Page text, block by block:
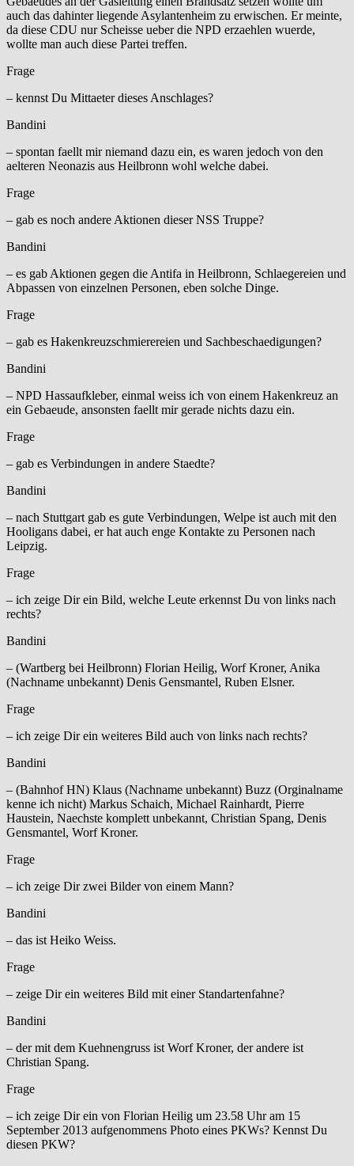
auch das dahinter liegende Asylantenheim zu erwischen. Er meinte,
da diese CDU nur Scheisse ueber die NPD erzaehlen wuerde,
wollte man auch diese Partei treffen.
Frage
– kennst Du Mittaeter dieses Anschlages?
Bandini
– spontan faellt mir niemand dazu ein, es waren jedoch von den
aelteren Neonazis aus Heilbronn wohl welche dabei.
Frage
– gab es noch andere Aktionen dieser NSS Truppe?
Bandini
– es gab Aktionen gegen die Antifa in Heilbronn, Schlaegereien und
Abpassen von einzelnen Personen, eben solche Dinge.
Frage
– gab es Hakenkreuzschmierereien und Sachbeschaedigungen?
Bandini
– NPD Hassaufkleber, einmal weiss ich von einem Hakenkreuz an
ein Gebaeude, ansonsten faellt mir gerade nichts dazu ein.
Frage
– gab es Verbindungen in andere Staedte?
Bandini
– nach Stuttgart gab es gute Verbindungen, Welpe ist auch mit den
Hooligans dabei, er hat auch enge Kontakte zu Personen nach
Leipzig.
Frage
– ich zeige Dir ein Bild, welche Leute erkennst Du von links nach
rechts?
Bandini
– (Wartberg bei Heilbronn) Florian Heilig, Worf Kroner, Anika
(Nachname unbekannt) Denis Gensmantel, Ruben Elsner.
Frage
– ich zeige Dir ein weiteres Bild auch von links nach rechts?
Bandini
– (Bahnhof HN) Klaus (Nachname unbekannt) Buzz (Orginalname
kenne ich nicht) Markus Schaich, Michael Rainhardt, Pierre
Haustein, Naechste komplett unbekannt, Christian Spang, Denis
Gensmantel, Worf Kroner.
Frage
– ich zeige Dir zwei Bilder von einem Mann?
Bandini
– das ist Heiko Weiss.
Frage
– zeige Dir ein weiteres Bild mit einer Standartenfahne?
Bandini
– der mit dem Kuehnengruss ist Worf Kroner, der andere ist
Christian Spang.
Frage
– ich zeige Dir ein von Florian Heilig um 23.58 Uhr am 15
September 2013 aufgenommens Photo eines PKWs? Kennst Du
diesen PKW?